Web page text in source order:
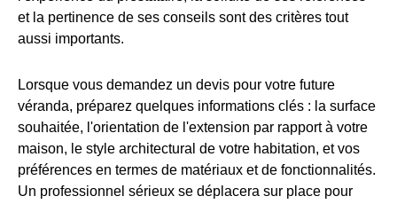
et la pertinence de ses conseils sont des critères tout
aussi importants.
Lorsque vous demandez un devis pour votre future
véranda, préparez quelques informations clés : la surface
souhaitée, l'orientation de l'extension par rapport à votre
maison, le style architectural de votre habitation, et vos
préférences en termes de matériaux et de fonctionnalités.
Un professionnel sérieux se déplacera sur place pour